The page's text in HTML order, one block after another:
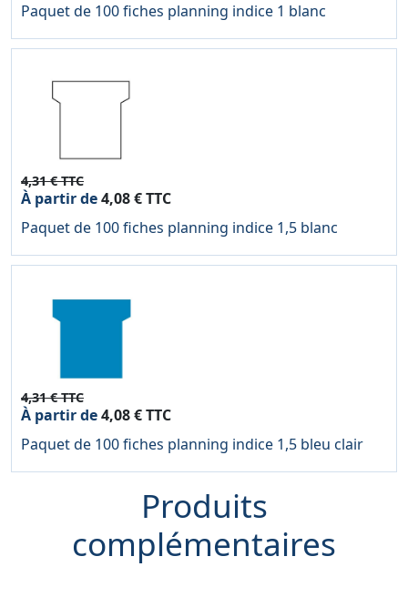
Paquet de 100 fiches planning indice 1 blanc
4,31 € TTC
À partir de4,08 € TTC
Paquet de 100 fiches planning indice 1,5 blanc
4,31 € TTC
À partir de4,08 € TTC
Paquet de 100 fiches planning indice 1,5 bleu clair
Produits
complémentaires